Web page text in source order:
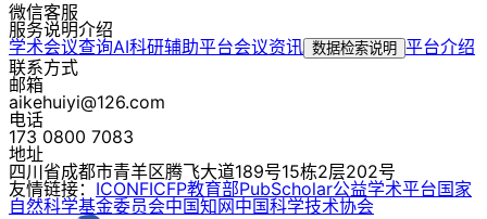
微信客服
服务说明介绍
学术会议查询AI科研辅助平台会议资讯 数据检索说明 平台介绍
联系方式
邮箱
aikehuiyi@126.com
电话
173 0800 7083
地址
四川省成都市青羊区腾飞大道189号15栋2层202号
友情链接： ICONFICFP教育部PubScholar公益学术平台国家
自然科学基金委员会中国知网中国科学技术协会